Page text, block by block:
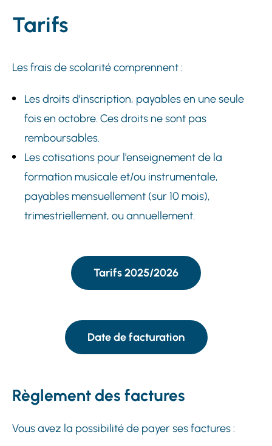
Tarifs
Les frais de scolarité comprennent :
Les droits d’inscription, payables en une seule
fois en octobre. Ces droits ne sont pas
remboursables.
Les cotisations pour l'enseignement de la
formation musicale et/ou instrumentale,
payables mensuellement (sur 10 mois),
trimestriellement, ou annuellement.
Tarifs 2025/2026
Date de facturation
Règlement des factures
Vous avez la possibilité de payer ses factures :